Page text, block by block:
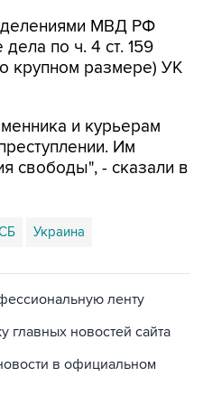
МВД РФ
по ч. 4 ст. 159
крупном размере) УК
и курьерам
Им
свободы", - сказали в
Украина
ленту
главных новостей сайта
в официальном